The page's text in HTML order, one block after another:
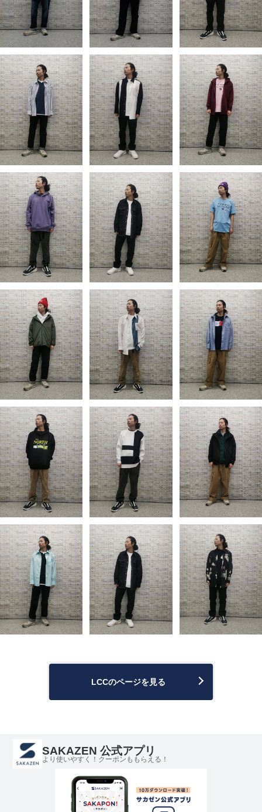
LCCのページを見る
SAKAZEN 公式アプリ
より使いやすく！クーポンももらえる！